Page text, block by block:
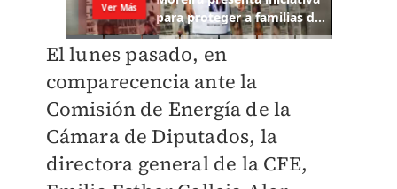
El lunes pasado, en
comparecencia ante la
Comisión de Energía de la
Cámara de Diputados, la
directora general de la CFE,